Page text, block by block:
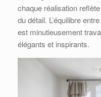
chaque réalisation
du détail. L’équilibre
est minutieusement
élégants et inspirants.